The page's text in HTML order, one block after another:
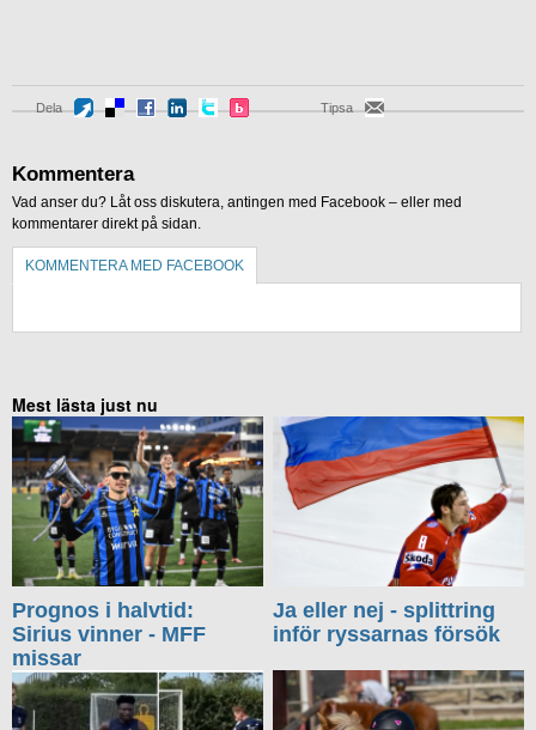
Dela Tipsa
Kommentera
Vad anser du? Låt oss diskutera, antingen med Facebook – eller med
kommentarer direkt på sidan.
KOMMENTERA MED FACEBOOK
Mest lästa just nu
Prognos i halvtid:
Sirius vinner - MFF
missar
Ja eller nej - splittring
inför ryssarnas försök